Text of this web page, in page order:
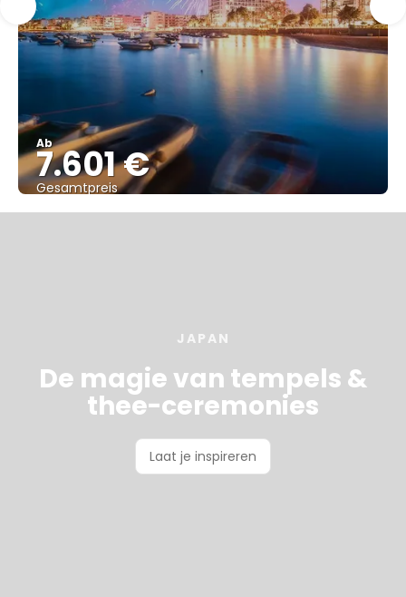
Ab
7.601 €
Gesamtpreis
Sehen
JAPAN
De magie van tempels &
thee-ceremonies
Laat je inspireren